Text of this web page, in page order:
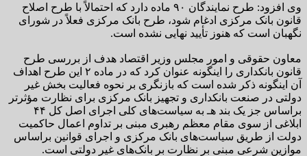
وی افزود: طرح نمایندگان ۹۰ ماده دارد که احتمالاً با طرح اصلاح
قانون بانک مرکزی ادغام شود، طرح بانک مرکزی فعلاً در شورای
نگهبان است که هنوز تأیید نهایی نشده است.
معاون حقوقی و امور مجلس وزیر اقتصاد هدف از بررسی طرح
قانون بانکداری را اینگونه عنوان کرد که در ماده ۲ این طرح اهداف
آن اینگونه ذکر شده است که بازنگری بر نحوه فعالیت بخش غیر
دولتی در صنعت بانکداری و تجهیز بانک مرکزی برای نظارت مؤثرتر
براساس جز یک بند هـ به سیاست‌های کلی اجرای اصل کل ۴۴
ابلاغی از سوی مقام معظم رهبری مبنی بر تداوم اعمال حاکمیت
دولت از طریق سیاست‌های بانک مرکزی و اجرای قوانین براساس
موازین شرعی مبنی بر نظارت بر بانک‌های غیر دولتی است.